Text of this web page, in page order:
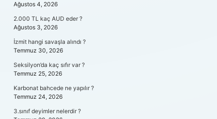
Ağustos 4, 2026
2.000 TL kaç AUD eder ?
Ağustos 3, 2026
İzmit hangi savaşla alındı ?
Temmuz 30, 2026
Seksilyon’da kaç sıfır var ?
Temmuz 25, 2026
Karbonat bahcede ne yapılır ?
Temmuz 24, 2026
3.sınıf deyimler nelerdir ?